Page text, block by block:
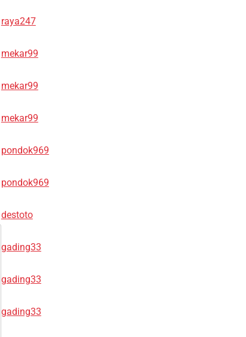
raya247
mekar99
mekar99
mekar99
pondok969
pondok969
destoto
gading33
gading33
gading33